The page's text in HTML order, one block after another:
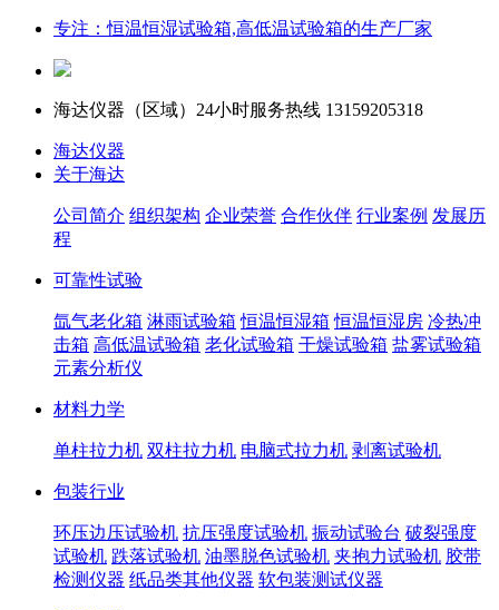
专注：恒温恒湿试验箱,高低温试验箱的生产厂家
海达仪器（ 区域）24小时服务热线 13159205318
海达仪器
关于海达
公司简介 组织架构 企业荣誉 合作伙伴 行业案例 发展历
程
可靠性试验
氙气老化箱 淋雨试验箱 恒温恒湿箱 恒温恒湿房 冷热冲
击箱 高低温试验箱 老化试验箱 干燥试验箱 盐雾试验箱
元素分析仪
材料力学
单柱拉力机 双柱拉力机 电脑式拉力机 剥离试验机
包装行业
环压边压试验机 抗压强度试验机 振动试验台 破裂强度
试验机 跌落试验机 油墨脱色试验机 夹抱力试验机 胶带
检测仪器 纸品类其他仪器 软包装测试仪器